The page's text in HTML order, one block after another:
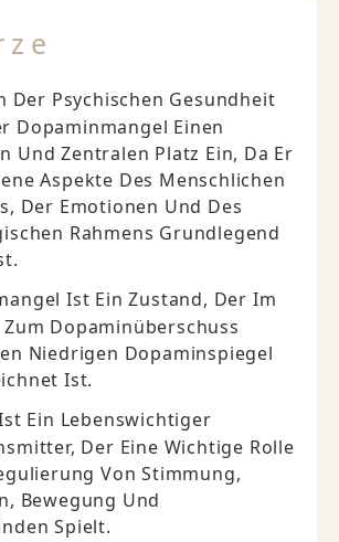
Der Psychischen Gesundheit
Dopaminmangel Einen
Und Zentralen Platz Ein, Da Er
Aspekte Des Menschlichen
Der Emotionen Und Des
Rahmens Grundlegend
Ist Ein Zustand, Der Im
Dopaminüberschuss
Niedrigen Dopaminspiegel
Ist.
Ein Lebenswichtiger
Der Eine Wichtige Rolle
Von Stimmung,
Bewegung Und
Spielt.